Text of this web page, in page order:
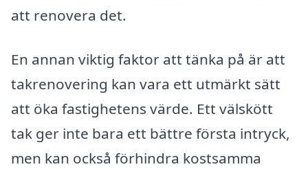
att renovera det.
En annan viktig faktor att tänka på är att
takrenovering kan vara ett utmärkt sätt
att öka fastighetens värde. Ett välskött
tak ger inte bara ett bättre första intryck,
men kan också förhindra kostsamma